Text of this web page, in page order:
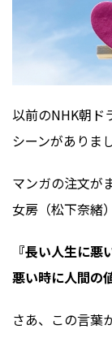
以前のNHK朝ド
シーンがありま
マンガの注文が
女房（松下奈緒
『長い人生に悪
悪い時に人間の
さあ、この言葉